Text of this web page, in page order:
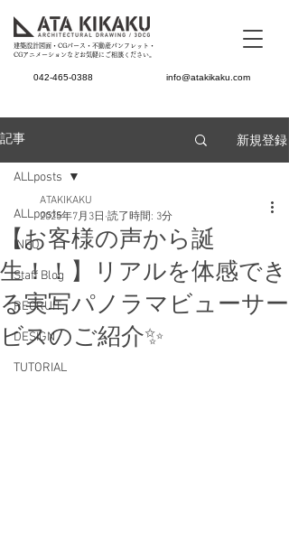
建築設計図面・CGパース・不動産パンフレット・
CGアニメーションなどお気軽にご相談ください。
042-465-0388 info@atakikaku.com
記事 新規登録
ALLposts
INFO
Staff Blog
RECRUIT
DESIGN
TUTORIAL
ALLposts
【お客様の声から誕
生！！】リアルを体感でき
る実写パノラマビューサー
ビスのご紹介✨
ATAKIKAKU
2025年7月3日 読了時間: 3分